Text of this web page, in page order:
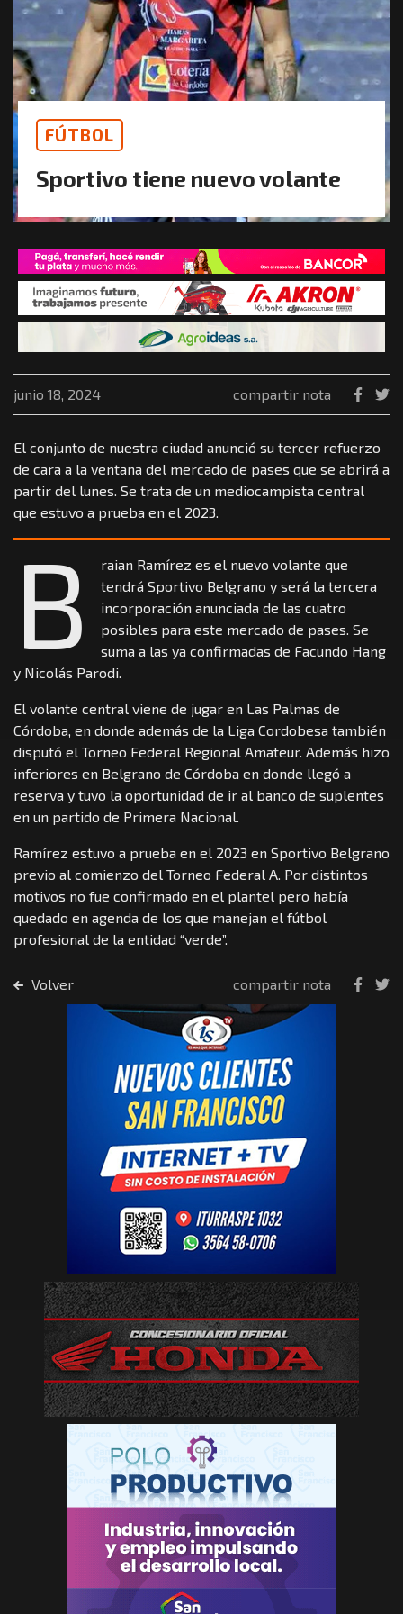
FÚTBOL
Sportivo tiene nuevo volante
junio 18, 2024 compartir nota
El conjunto de nuestra ciudad anunció su tercer refuerzo
de cara a la ventana del mercado de pases que se abrirá a
partir del lunes. Se trata de un mediocampista central
que estuvo a prueba en el 2023.
B
raian Ramírez es el nuevo volante que
tendrá Sportivo Belgrano y será la tercera
incorporación anunciada de las cuatro
posibles para este mercado de pases. Se
suma a las ya confirmadas de Facundo Hang
y Nicolás Parodi.
El volante central viene de jugar en Las Palmas de
Córdoba, en donde además de la Liga Cordobesa también
disputó el Torneo Federal Regional Amateur. Además hizo
inferiores en Belgrano de Córdoba en donde llegó a
reserva y tuvo la oportunidad de ir al banco de suplentes
en un partido de Primera Nacional.
Ramírez estuvo a prueba en el 2023 en Sportivo Belgrano
previo al comienzo del Torneo Federal A. Por distintos
motivos no fue confirmado en el plantel pero había
quedado en agenda de los que manejan el fútbol
profesional de la entidad “verde”.
Volver compartir nota